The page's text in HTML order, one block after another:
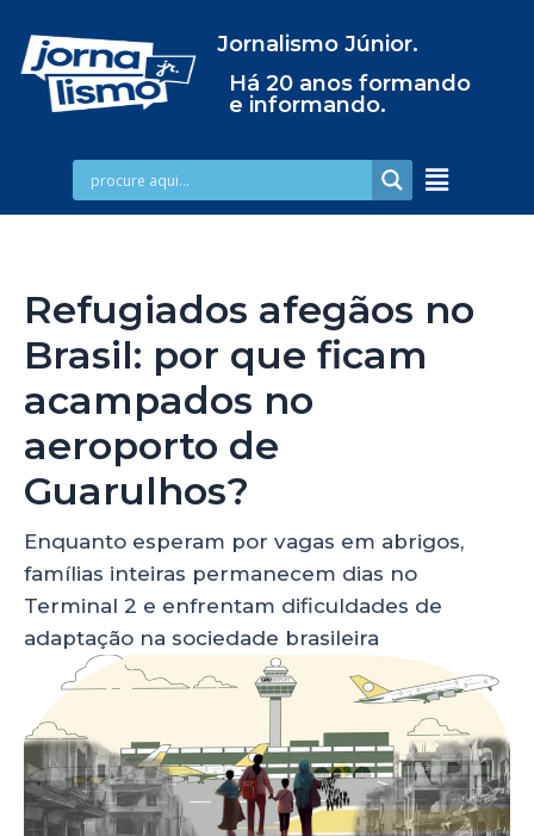
Jornalismo Júnior.
Há 20 anos formando
e informando.
Refugiados afegãos no
Brasil: por que ficam
acampados no
aeroporto de
Guarulhos?
Enquanto esperam por vagas em abrigos,
famílias inteiras permanecem dias no
Terminal 2 e enfrentam dificuldades de
adaptação na sociedade brasileira